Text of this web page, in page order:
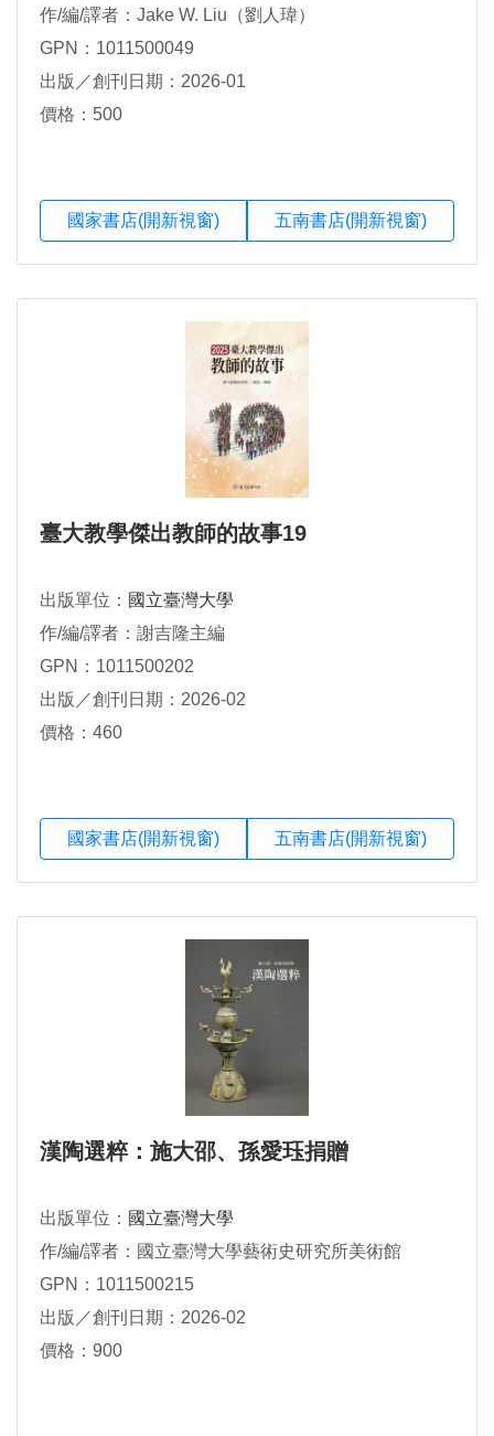
作/編/譯者：Jake W. Liu（劉人瑋）
GPN：1011500049
出版／創刊日期：2026-01
價格：500
國家書店(開新視窗) 五南書店(開新視窗)
臺大教學傑出教師的故事19
出版單位： 國立臺灣大學
作/編/譯者：謝吉隆主編
GPN：1011500202
出版／創刊日期：2026-02
價格：460
國家書店(開新視窗) 五南書店(開新視窗)
漢陶選粹：施大邵、孫愛珏捐贈
出版單位： 國立臺灣大學
作/編/譯者：國立臺灣大學藝術史研究所美術館
GPN：1011500215
出版／創刊日期：2026-02
價格：900